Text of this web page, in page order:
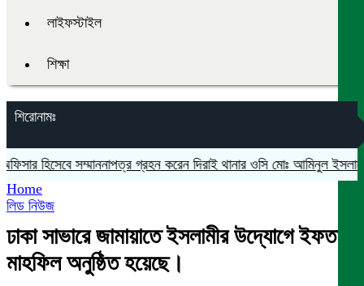
লাইফস্টাইল
শিক্ষা
শিরোনামঃ
হিসেবে সম্মাননাপত্র গ্রহন করেন দিরাই থানার ওসি মোঃ আমিনুল ইসলাম
Home
লিড নিউজ
ঢাকা সাভারে জামায়াতে ইসলামীর উদ্যোগে ইফতার
মাহফিল অনুষ্ঠিত হয়েছে।